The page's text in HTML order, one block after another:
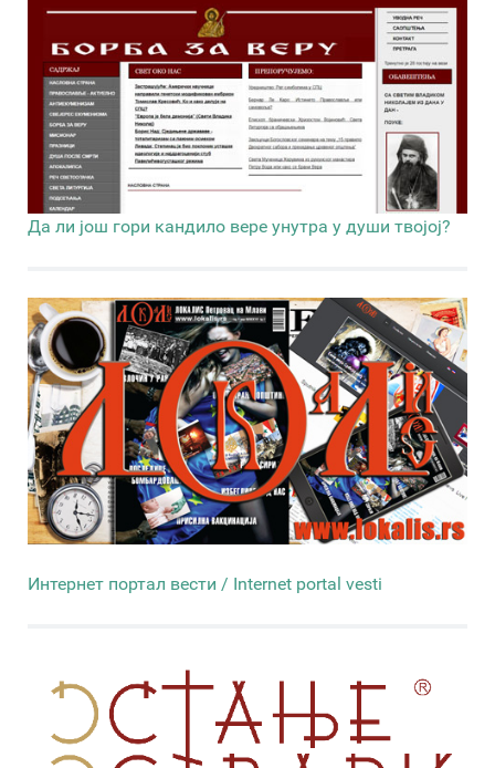
Да ли још гори кандило вере унутра у души твојој?
Интернет портал вести / Internet portal vesti